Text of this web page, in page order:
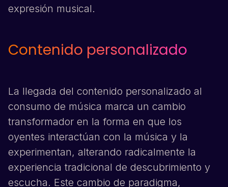
expresión musical.
Contenido personalizado
La llegada del contenido personalizado al
consumo de música marca un cambio
transformador en la forma en que los
oyentes interactúan con la música y la
experimentan, alterando radicalmente la
experiencia tradicional de descubrimiento y
escucha. Este cambio de paradigma,